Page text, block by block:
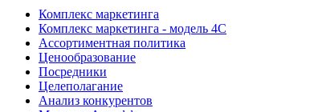
Комплекс маркетинга
Комплекс маркетинга - модель 4С
Ассортиментная политика
Ценообразование
Посредники
Целеполагание
Анализ конкурентов